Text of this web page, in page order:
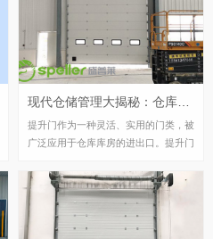
音、密封与保温性能良好、节省空间及
提高效率等特征，因此适用于各种建筑
物的用门。
提升门作为一种灵活、实用的门类，被
广泛应用于仓库库房的进出口。提升门
可垂直提升，根据库房的安装条件进行
选择，灵活性很大。本文将介绍提升门
在仓库库房中的应用及其优势。 提升
门作为一种灵活、实用的门类，被广泛